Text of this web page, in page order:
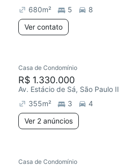
680m² 5
8
Ver contato
Casa de Condomínio
R$ 1.330.000
Av. Estácio de Sá, São Paulo II
355m² 3
4
Ver 2 anúncios
Casa de Condomínio